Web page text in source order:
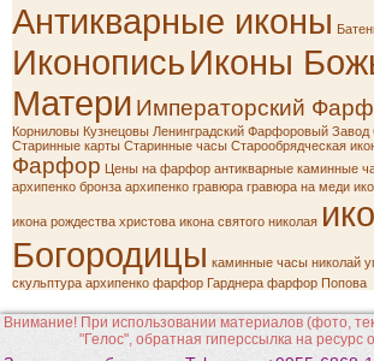
Антикварные иконы
ИконописьИконы
Матери Императорский
Корниловы Кузнецовы Ленинградский Фарфоровый Завод
Старинные карты Старинные часы Старообрядческая
Фарфор Цены на фарфор антикварные каминные
архипенко бронза архипенко гравюра гравюра на меди
икона рождества христова икона святого николая
Богородицы каминные часы николай
скульптура архипенко фарфор Гарднера фарфор Попова
Внимание! При использовании материалов (фото,
"Гелос", обратная гиперссылка на ресурс